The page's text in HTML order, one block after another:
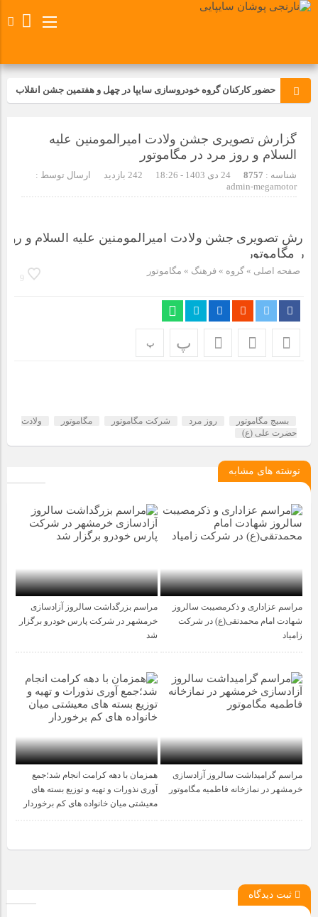
حضور کارکنان گروه خودروسازی سایپا در چهل و هفتمین جشن انقلاب
تجدید بیعت کارکنان شرکت پارس خودرو با آرمان های رهبر کبیر و فقید
انقلاب اسلامی ایران
مسابقات ورزشی در مگاموتوربا استقبال کارکنان برگزار شد
تجربه‌ای میدانی از صنعت برای دانش‌آموزان فنی‌وحرفه‌ای؛ بازدید
دانش‌آموزان از خطوط تولید مگاموتور
مراسم بزرگداشت سالروز آزادسازی خرمشهر در شرکت پارس خودرو
برگزار شد
تیم شهدای مگاموتور در بزرگترین مسابقات گل کوچک جهان شرکت
کرد
گزارش تصویری جشن ولادت امیرالمومنین علیه
السلام و روز مرد در مگاموتور
شناسه : 8757 24 دی 1403 - 18:26
ارسال توسط :
admin-megamotor
صفحه اصلی » گروه » فرهنگ » مگاموتور
9
پ پ
بسیج مگاموتور روز مرد شرکت مگاموتور مگاموتور
ولادت
حضرت علی (ع)
نوشته های مشابه
مراسم عزاداری و ذکرمصیبت سالروز
شهادت امام محمدتقی(ع) در شرکت
زامیاد
مراسم بزرگداشت سالروز آزادسازی
خرمشهر در شرکت پارس خودرو برگزار
شد
مراسم گرامیداشت سالروز آزادسازی
خرمشهر در نمازخانه فاطمیه مگاموتور
همزمان با دهه کرامت انجام شد؛جمع
آوری نذورات و تهیه و توزیع بسته های
معیشتی میان خانواده های کم برخوردار
ثبت دیدگاه